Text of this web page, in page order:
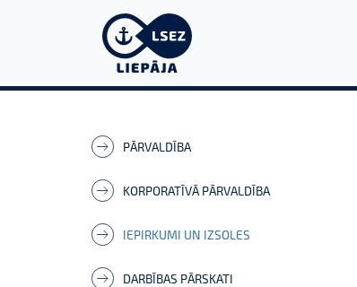
PĀRVALDĪBA
KORPORATĪVĀ PĀRVALDĪBA
IEPIRKUMI UN IZSOLES
DARBĪBAS PĀRSKATI